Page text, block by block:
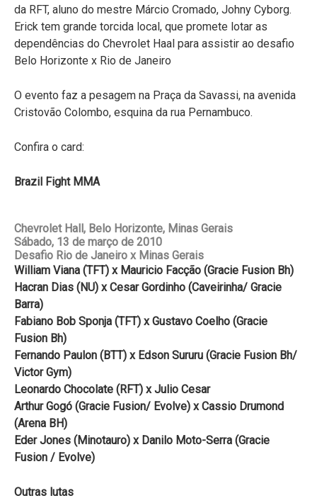
da RFT, aluno do mestre Márcio Cromado, Johny Cyborg.
Erick tem grande torcida local, que promete lotar as
dependências do Chevrolet Haal para assistir ao desafio
Belo Horizonte x Rio de Janeiro
O evento faz a pesagem na Praça da Savassi, na avenida
Cristovão Colombo, esquina da rua Pernambuco.
Confira o card:
Brazil Fight MMA
Chevrolet Hall, Belo Horizonte, Minas Gerais
Sábado, 13 de março de 2010
Desafio Rio de Janeiro x Minas Gerais
William Viana (TFT) x Mauricio Facção (Gracie Fusion Bh)
Hacran Dias (NU) x Cesar Gordinho (Caveirinha/ Gracie
Barra)
Fabiano Bob Sponja (TFT) x Gustavo Coelho (Gracie
Fusion Bh)
Fernando Paulon (BTT) x Edson Sururu (Gracie Fusion Bh/
Victor Gym)
Leonardo Chocolate (RFT) x Julio Cesar
Arthur Gogó (Gracie Fusion/ Evolve) x Cassio Drumond
(Arena BH)
Eder Jones (Minotauro) x Danilo Moto-Serra (Gracie
Fusion / Evolve)
Outras lutas